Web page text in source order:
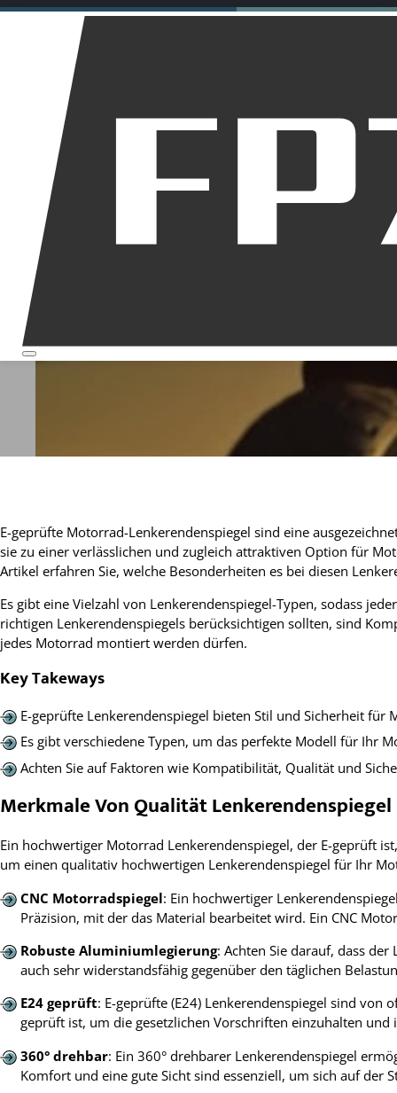
Motorräder
Dirt Bikes
Downhill
Allgemein
Über mich
E-geprüfte Motorrad-Lenkerendenspiegel sind eine
sie zu einer verlässlichen und zugleich attraktiven Option für
Artikel erfahren Sie, welche Besonderheiten es bei diesen
Es gibt eine Vielzahl von Lenkerendenspiegel-Typen, sodass
richtigen Lenkerendenspiegels berücksichtigen sollten, sind
jedes Motorrad montiert werden dürfen.
Key Takeways
E-geprüfte Lenkerendenspiegel bieten Stil und Sicherheit für
Es gibt verschiedene Typen, um das perfekte Modell für Ihr
Achten Sie auf Faktoren wie Kompatibilität, Qualität und
Merkmale Von Qualität Lenkerendenspiegel
Ein hochwertiger Motorrad Lenkerendenspiegel, der E-geprüft
um einen qualitativ hochwertigen Lenkerendenspiegel für Ihr
CNC Motorradspiegel: Ein hochwertiger
Präzision, mit der das Material bearbeitet wird. Ein CNC
Robuste Aluminiumlegierung: Achten Sie darauf, dass
auch sehr widerstandsfähig gegenüber den täglichen
E24 geprüft: E-geprüfte (E24) Lenkerendenspiegel sind von
geprüft ist, um die gesetzlichen Vorschriften einzuhalten und
360° drehbar: Ein 360° drehbarer Lenkerendenspiegel
Komfort und eine gute Sicht sind essenziell, um sich auf der